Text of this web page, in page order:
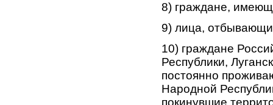
8) граждане,
9) лица,
10) граждане
Республики,
постоянно
Народной
покинувшие